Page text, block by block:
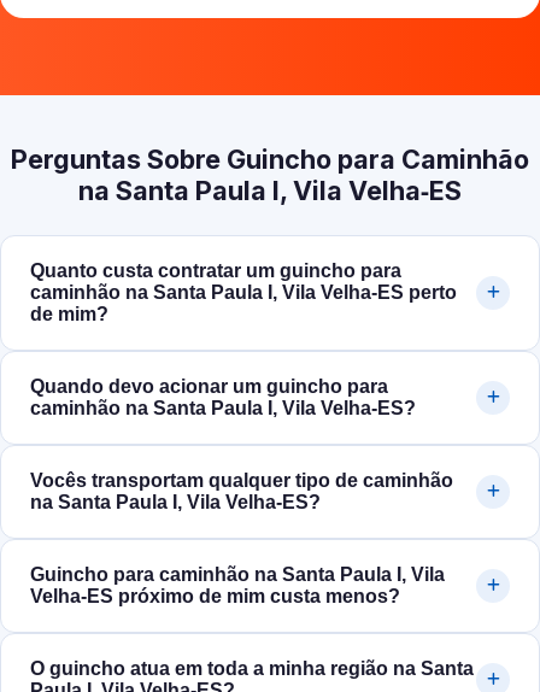
Perguntas Sobre Guincho para Caminhão
na Santa Paula I, Vila Velha‑ES
Quanto custa contratar um guincho para
caminhão na Santa Paula I, Vila Velha‑ES perto
de mim?
Quando devo acionar um guincho para
caminhão na Santa Paula I, Vila Velha‑ES?
Vocês transportam qualquer tipo de caminhão
na Santa Paula I, Vila Velha‑ES?
Guincho para caminhão na Santa Paula I, Vila
Velha‑ES próximo de mim custa menos?
O guincho atua em toda a minha região na Santa